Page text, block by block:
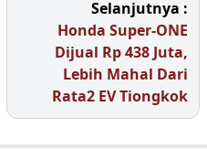
Selanjutnya :
Honda Super-ONE
Dijual Rp 438 Juta,
Lebih Mahal Dari
Rata2 EV Tiongkok